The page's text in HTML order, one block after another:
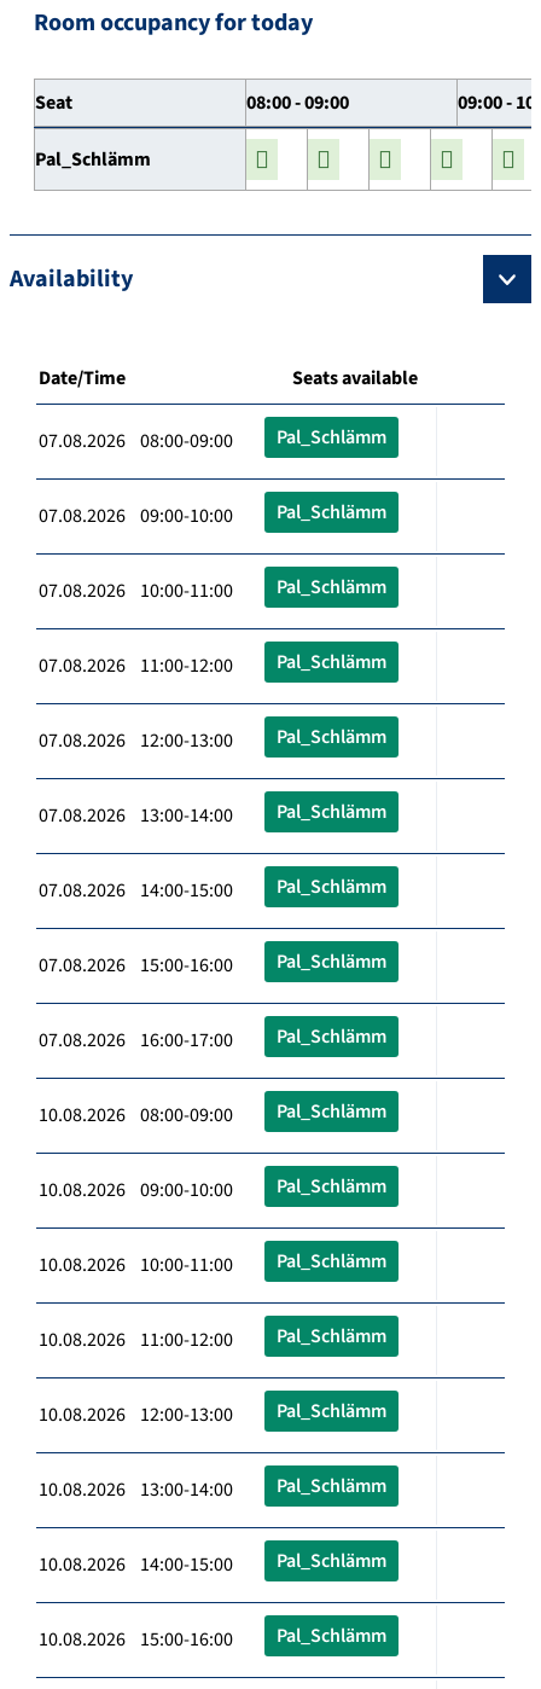
Room occupancy for today
Seat 08:00 - 09:00 09:00 -
Pal_Schlämm
Availability
Date/Time Seats available
07.08.2026 08:00-09:00 Pal_Schlämm
07.08.2026 09:00-10:00 Pal_Schlämm
07.08.2026 10:00-11:00 Pal_Schlämm
07.08.2026 11:00-12:00 Pal_Schlämm
07.08.2026 12:00-13:00 Pal_Schlämm
07.08.2026 13:00-14:00 Pal_Schlämm
07.08.2026 14:00-15:00 Pal_Schlämm
07.08.2026 15:00-16:00 Pal_Schlämm
07.08.2026 16:00-17:00 Pal_Schlämm
10.08.2026 08:00-09:00 Pal_Schlämm
10.08.2026 09:00-10:00 Pal_Schlämm
10.08.2026 10:00-11:00 Pal_Schlämm
10.08.2026 11:00-12:00 Pal_Schlämm
10.08.2026 12:00-13:00 Pal_Schlämm
10.08.2026 13:00-14:00 Pal_Schlämm
10.08.2026 14:00-15:00 Pal_Schlämm
10.08.2026 15:00-16:00 Pal_Schlämm